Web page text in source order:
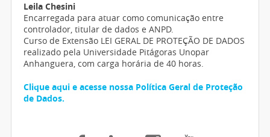
Leila Chesini
Encarregada para atuar como comunicação entre
controlador, titular de dados e ANPD.
Curso de Extensão LEI GERAL DE PROTEÇÃO DE DADOS
realizado pela Universidade Pitágoras Unopar
Anhanguera, com carga horária de 40 horas.
Clique aqui e acesse nossa Política Geral de Proteção
de Dados.